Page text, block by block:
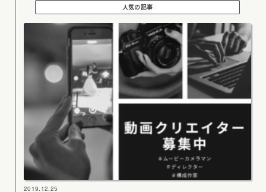
人気の記事
2019.12.25